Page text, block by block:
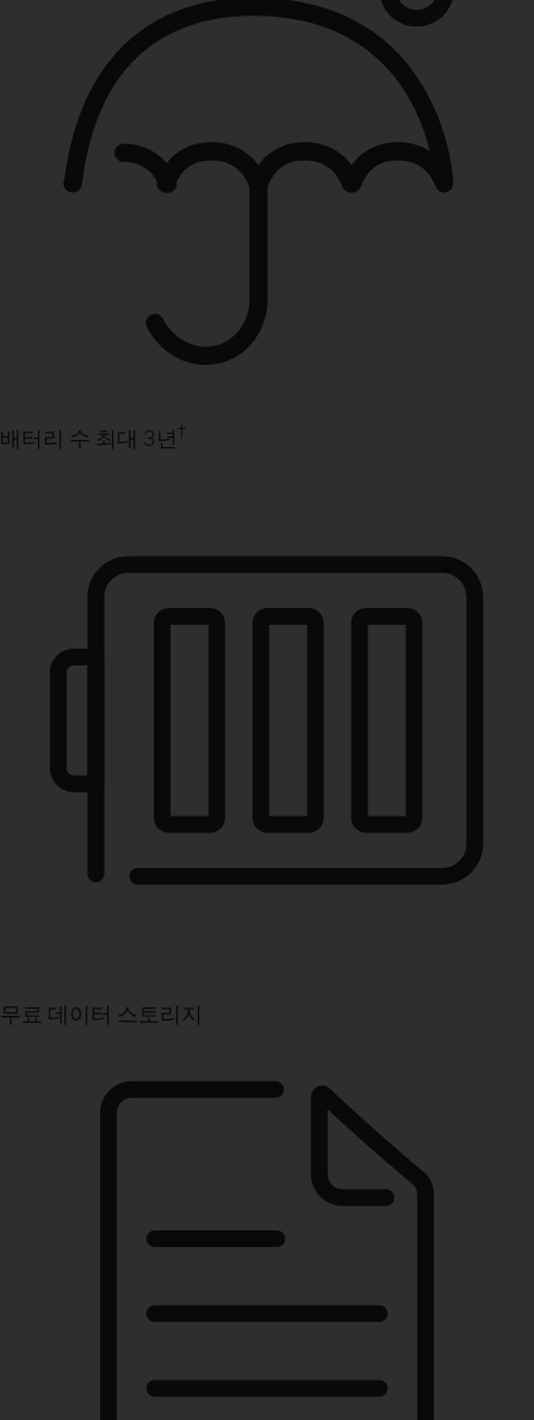
배터리 수 최대 3년†
무료 데이터 스토리지